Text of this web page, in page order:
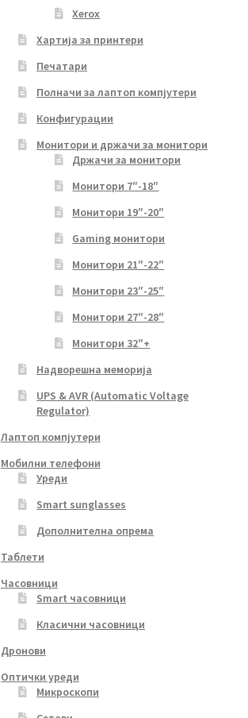
Xerox
Хартија за принтери
Печатари
Полначи за лаптоп компјутери
Конфигурации
Монитори и држачи за монитори
Држачи за монитори
Монитори 7″-18″
Монитори 19″-20″
Gaming монитори
Монитори 21″-22″
Монитори 23″-25″
Монитори 27″-28″
Монитори 32″+
Надворешна меморија
UPS & AVR (Automatic Voltage
Regulator)
Лаптоп компјутери
Мобилни телефони
Уреди
Smart sunglasses
Дополнителна опрема
Таблети
Часовници
Smart часовници
Класични часовници
Дронови
Оптички уреди
Микроскопи